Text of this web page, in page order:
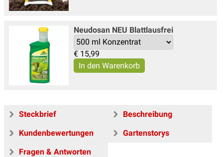
Neudosan NEU Blattlausfrei
€ 15,99
Steckbrief
Beschreibung
Kundenbewertungen
Gartenstorys
Fragen & Antworten